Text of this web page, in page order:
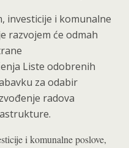
investicije i komunalne
razvojem će odmah
Liste odobrenih
za odabir
radova
i komunalne poslove,